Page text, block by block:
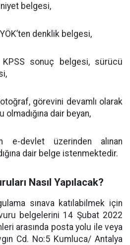
belgesi,
denklik belgesi,
sonuç belgesi, sürücü
görevini devamlı olarak
dair beyan,
e-devlet üzerinden alınan
dair belge istenmektedir.
Nasıl Yapılacak?
sınava katılabilmek için
belgelerini 14 Şubat 2022
arasında posta yolu ile veya
Cd. No:5 Kumluca/ Antalya